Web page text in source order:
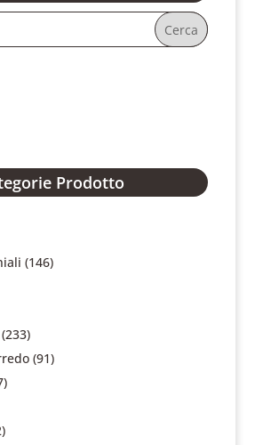
Prodotto
(146)
(233)
(91)